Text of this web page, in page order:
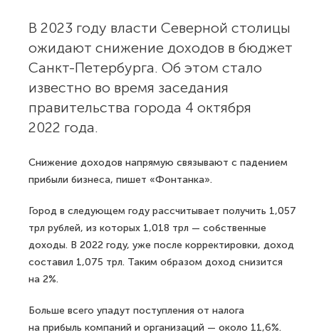
В 2023 году власти Северной столицы
ожидают снижение доходов в бюджет
Санкт-Петербурга. Об этом стало
известно во время заседания
правительства города 4 октября
2022 года.
Снижение доходов напрямую связывают с падением
прибыли бизнеса, пишет «Фонтанка».
Город в следующем году рассчитывает получить 1,057
трл рублей, из которых 1,018 трл — собственные
доходы. В 2022 году, уже после корректировки, доход
составил 1,075 трл. Таким образом доход снизится
на 2%.
Больше всего упадут поступления от налога
на прибыль компаний и организаций — около 11,6%.